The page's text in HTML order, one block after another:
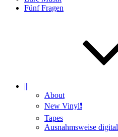
Fünf Fragen
|||
About
New Vinyl❗️
Tapes
Ausnahmsweise digital